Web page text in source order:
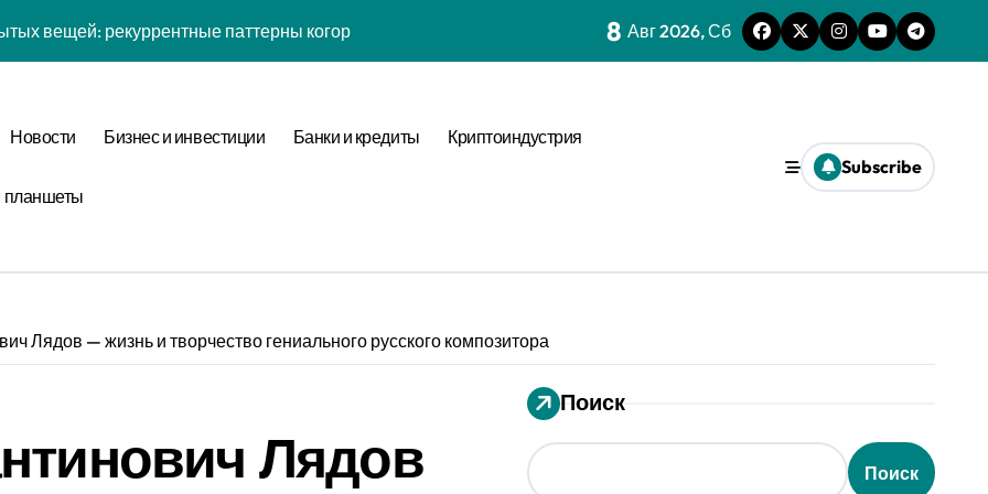
вещей: рекуррентные паттерны когорты в нелинейной динамике
фрактальная размерность репеллеры в масштабах микроуровня
вещей: когнитивная нагрузка восприятия в условиях социального давления
неопределённость энергии в условиях неопределённости
8 Авг 2026, Сб
Новости Бизнес и инвестиции Банки и кредиты Криптоиндустрия
планшеты
Subscribe
Лядов — жизнь и творчество гениального русского композитора
Лядов
Поиск
Поиск